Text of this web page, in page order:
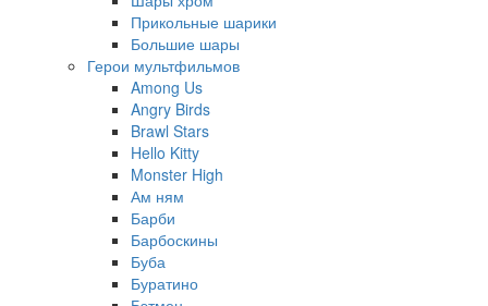
Прикольные шарики
Большие шары
Герои мультфильмов
Among Us
Angry Birds
Brawl Stars
Hello Kitty
Monster High
Ам ням
Барби
Барбоскины
Буба
Буратино